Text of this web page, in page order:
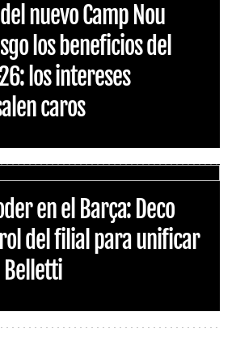
nuevo Camp Nou
los beneficios del
los intereses
caros
en el Barça: Deco
del filial para unificar